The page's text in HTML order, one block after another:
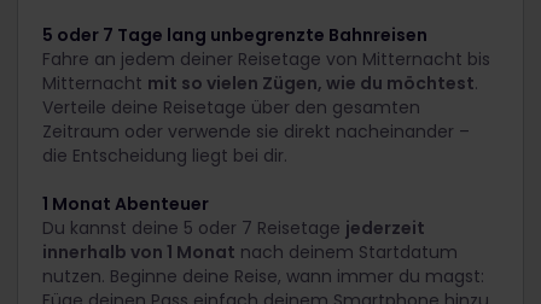
5 oder 7 Tage lang unbegrenzte Bahnreisen
Fahre an jedem deiner Reisetage von Mitternacht bis
Mitternacht mit so vielen Zügen, wie du möchtest.
Verteile deine Reisetage über den gesamten
Zeitraum oder verwende sie direkt nacheinander –
die Entscheidung liegt bei dir.
1 Monat Abenteuer
Du kannst deine 5 oder 7 Reisetage jederzeit
innerhalb von 1 Monat nach deinem Startdatum
nutzen. Beginne deine Reise, wann immer du magst: